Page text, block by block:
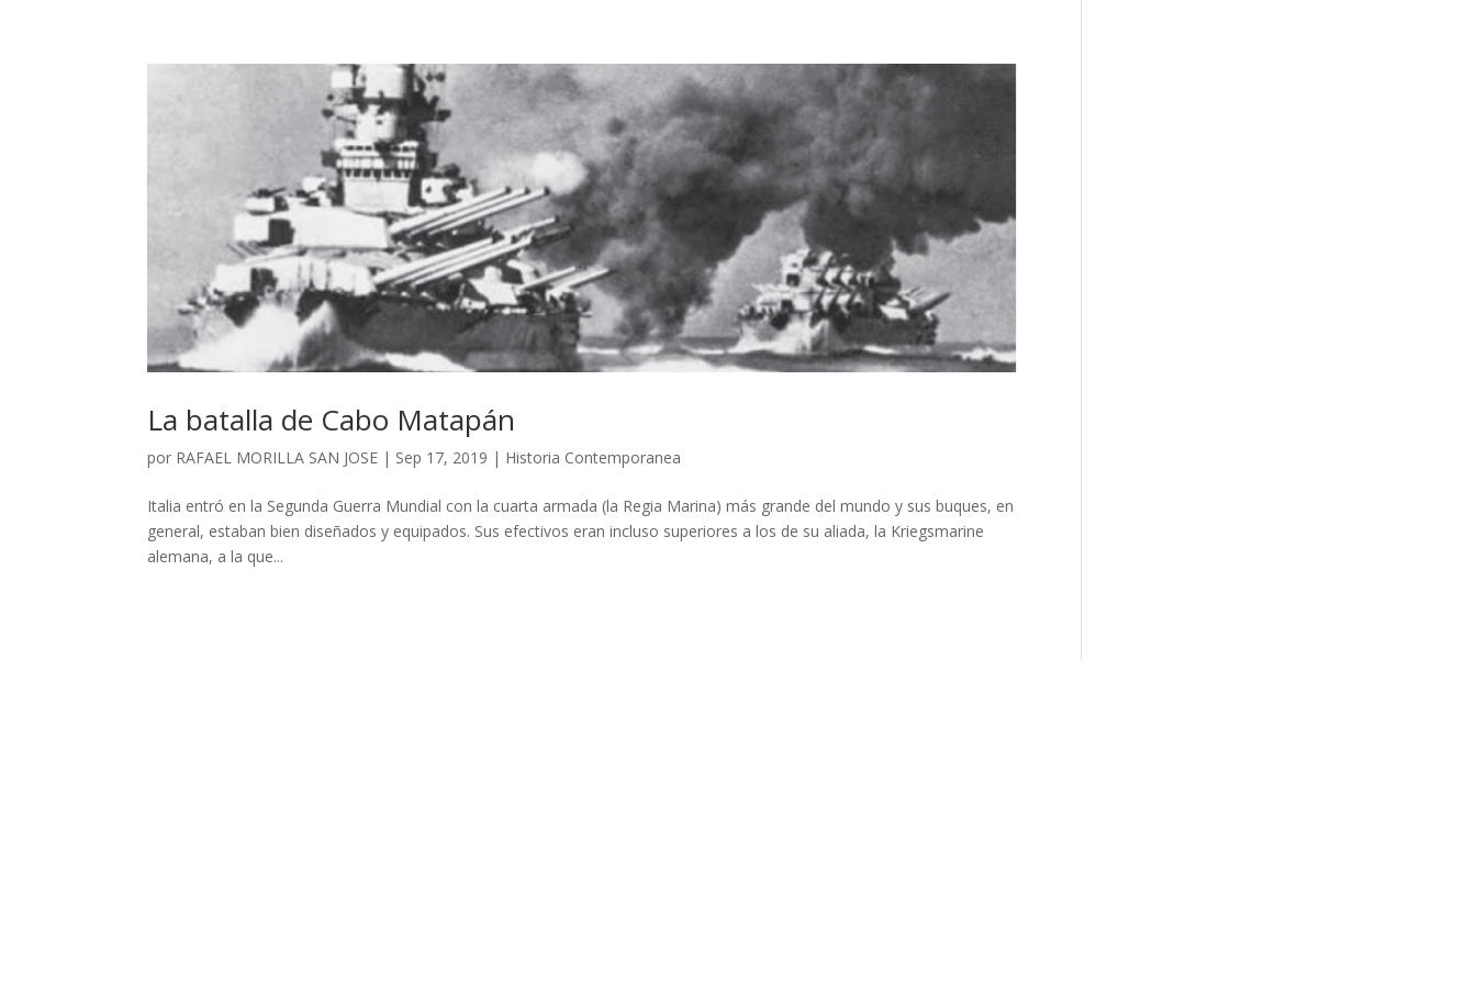
La batalla de Cabo Matapán
por RAFAEL MORILLA SAN JOSE | Sep 17, 2019 | Historia Contemporanea
Italia entró en la Segunda Guerra Mundial con la cuarta armada (la Regia Marina) más grande del mundo y sus buques, en
general, estaban bien diseñados y equipados. Sus efectivos eran incluso superiores a los de su aliada, la Kriegsmarine
alemana, a la que...